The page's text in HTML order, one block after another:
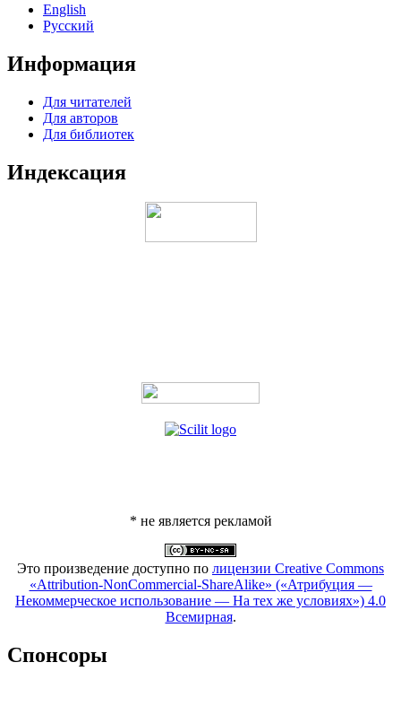
English
Русский
Информация
Для читателей
Для авторов
Для библиотек
Индексация
* не является рекламой
Это произведение доступно по лицензии Creative Commons
«Attribution-NonCommercial-ShareAlike» («Атрибуция —
Некоммерческое использование — На тех же условиях») 4.0
Всемирная.
Спонсоры